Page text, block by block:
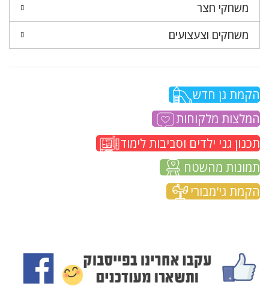
משחקי חצר
משחקים וצעצועים
הקמת גן חדש
המלצות מלקוחות
תכנון גני ילדים וסביבות לימוד
תמונות מהשטח
הקמת גי'מבורי